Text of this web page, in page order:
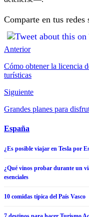
Comparte en tus redes
Anterior
Cómo obtener la licencia
turísticas
Siguiente
Grandes planes para
España
¿Es posible viajar en Tesla por
¿Qué vinos probar durante un
esenciales
10 comidas típica del País Vasco